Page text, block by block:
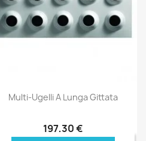
Anteprima
Multi-Ugelli A Lunga Gittata
197,30 €